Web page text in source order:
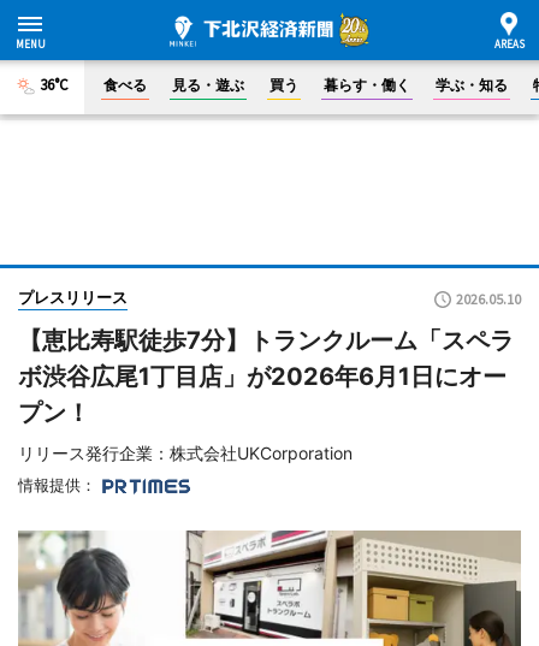
36°C 食べる 見る・遊ぶ 買う 暮らす・働く 学ぶ・知る
プレスリリース 2026.05.10
【恵比寿駅徒歩7分】トランクルーム「スペラ
ボ渋谷広尾1丁目店」が2026年6月1日にオー
プン！
リリース発行企業：株式会社UKCorporation
情報提供：